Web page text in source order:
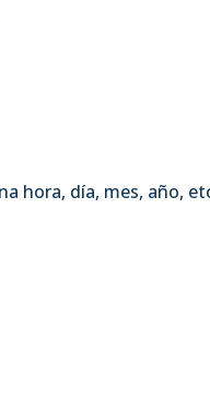
hora, día, mes, año,